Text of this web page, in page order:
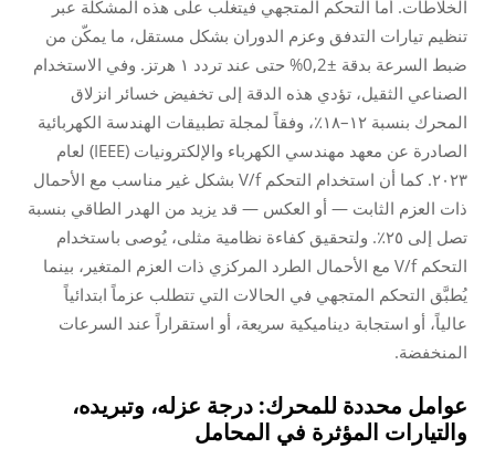
الخلاطات. أما التحكم المتجهي فيتغلب على هذه المشكلة عبر
تنظيم تيارات التدفق وعزم الدوران بشكل مستقل، ما يمكّن من
ضبط السرعة بدقة ±0,2% حتى عند تردد ١ هرتز. وفي الاستخدام
الصناعي الثقيل، تؤدي هذه الدقة إلى تخفيض خسائر انزلاق
المحرك بنسبة ١٢–١٨٪، وفقاً لمجلة تطبيقات الهندسة الكهربائية
الصادرة عن معهد مهندسي الكهرباء والإلكترونيات (IEEE) لعام
٢٠٢٣. كما أن استخدام التحكم V/f بشكل غير مناسب مع الأحمال
ذات العزم الثابت — أو العكس — قد يزيد من الهدر الطاقي بنسبة
تصل إلى ٢٥٪. ولتحقيق كفاءة نظامية مثلى، يُوصى باستخدام
التحكم V/f مع الأحمال الطرد المركزي ذات العزم المتغير، بينما
يُطبَّق التحكم المتجهي في الحالات التي تتطلب عزماً ابتدائياً
عالياً، أو استجابة ديناميكية سريعة، أو استقراراً عند السرعات
المنخفضة.
عوامل محددة للمحرك: درجة عزله، وتبريده،
والتيارات المؤثرة في المحامل